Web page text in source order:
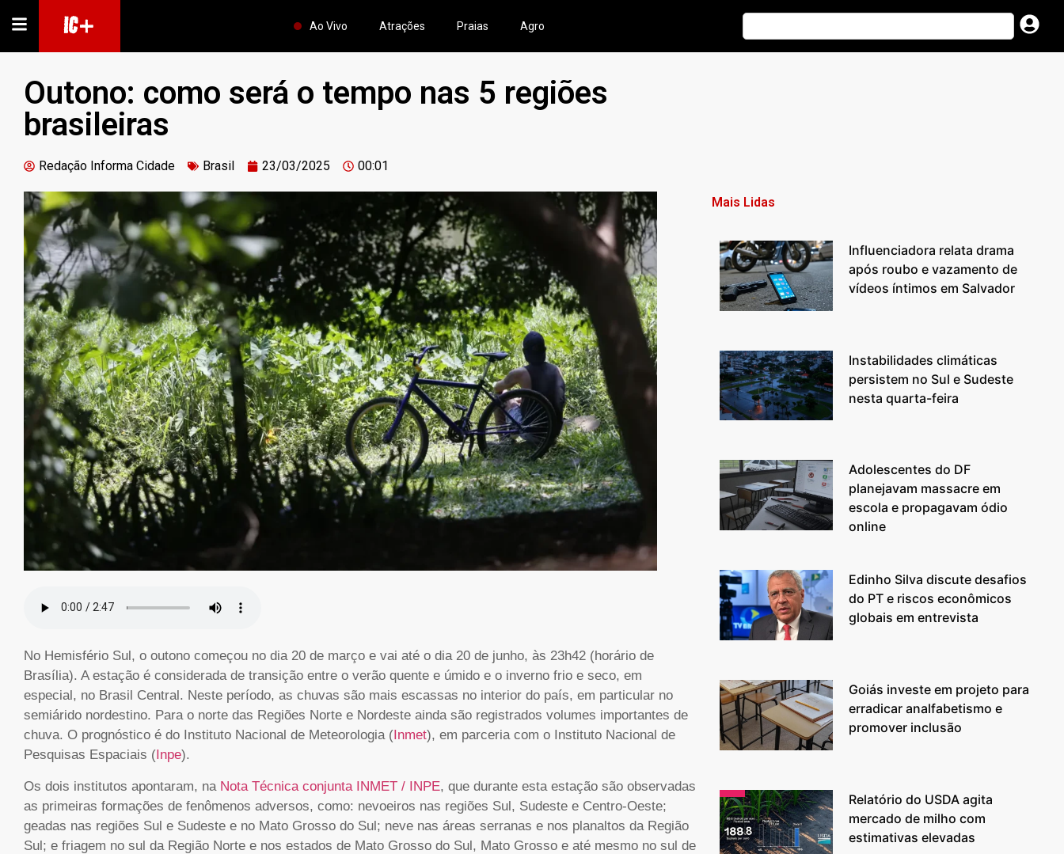
IC+ Ao Vivo Atrações Praias Agro
Outono: como será o tempo nas 5 regiões
brasileiras
Redação Informa Cidade Brasil 23/03/2025 00:01
No Hemisfério Sul, o outono começou no dia 20 de março e vai até o dia 20 de junho, às 23h42 (horário de
Brasília). A estação é considerada de transição entre o verão quente e úmido e o inverno frio e seco, em
especial, no Brasil Central. Neste período, as chuvas são mais escassas no interior do país, em particular no
semiárido nordestino. Para o norte das Regiões Norte e Nordeste ainda são registrados volumes importantes de
chuva. O prognóstico é do Instituto Nacional de Meteorologia ( Inmet), em parceria com o Instituto Nacional de
Pesquisas Espaciais ( Inpe).
Os dois institutos apontaram, na Nota Técnica conjunta INMET / INPE, que durante esta estação são observadas
as primeiras formações de fenômenos adversos, como: nevoeiros nas regiões Sul, Sudeste e Centro-Oeste;
geadas nas regiões Sul e Sudeste e no Mato Grosso do Sul; neve nas áreas serranas e nos planaltos da Região
Sul; e friagem no sul da Região Norte e nos estados de Mato Grosso do Sul, Mato Grosso e até mesmo no sul de
Mais Lidas
Influenciadora relata drama
após roubo e vazamento de
vídeos íntimos em Salvador
Instabilidades climáticas
persistem no Sul e Sudeste
nesta quarta-feira
Adolescentes do DF
planejavam massacre em
escola e propagavam ódio
online
Edinho Silva discute desafios
do PT e riscos econômicos
globais em entrevista
Goiás investe em projeto para
erradicar analfabetismo e
promover inclusão
Relatório do USDA agita
mercado de milho com
estimativas elevadas